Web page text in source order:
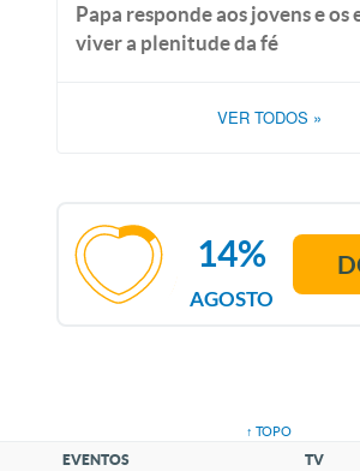
Papa responde aos jovens e os
viver a plenitude da fé
VER TODOS »
AGOSTO
14%
↑ TOPO
EVENTOS TV